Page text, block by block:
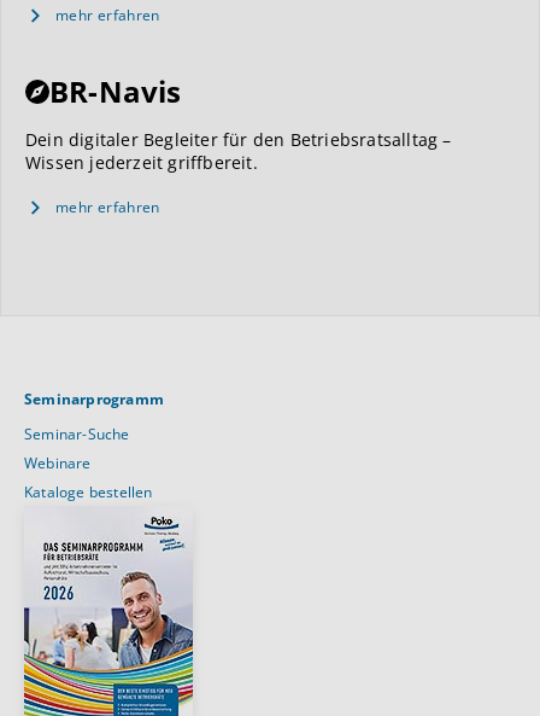
mehr erfahren
BR-Navis
Dein digitaler Begleiter für den Betriebsratsalltag –
Wissen jederzeit griffbereit.
mehr erfahren
Seminarprogramm
Seminar-Suche
Webinare
Kataloge bestellen